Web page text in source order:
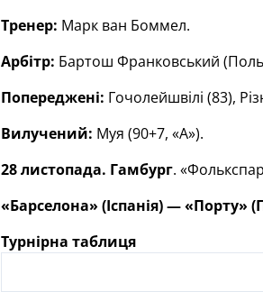
Тренер: Марк ван Боммел.
Арбітр: Бартош Франковський
Попереджені: Гочолейшвілі (83),
Вилучений: Муя (90+7, «А»).
28 листопада. Гамбург.
«Барселона» (Іспанія) — «Порту»
Турнірна таблиця